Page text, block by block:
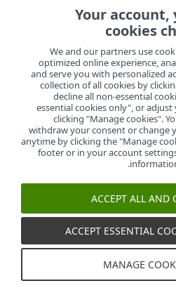
>
ESET Small
ESET Small Business
© ניהול קובצי Cookie
Your account,
cookies
We and our partners use
optimized online experience,
and serve you with personalized
collection of all cookies by
decline all non-essential
essential cookies only", or
clicking "Manage cookies".
withdraw your consent or change
anytime by clicking the "Manage
footer or in your account
.
ACCEPT ALL AND
ACCEPT ESSENTIAL
MANAGE